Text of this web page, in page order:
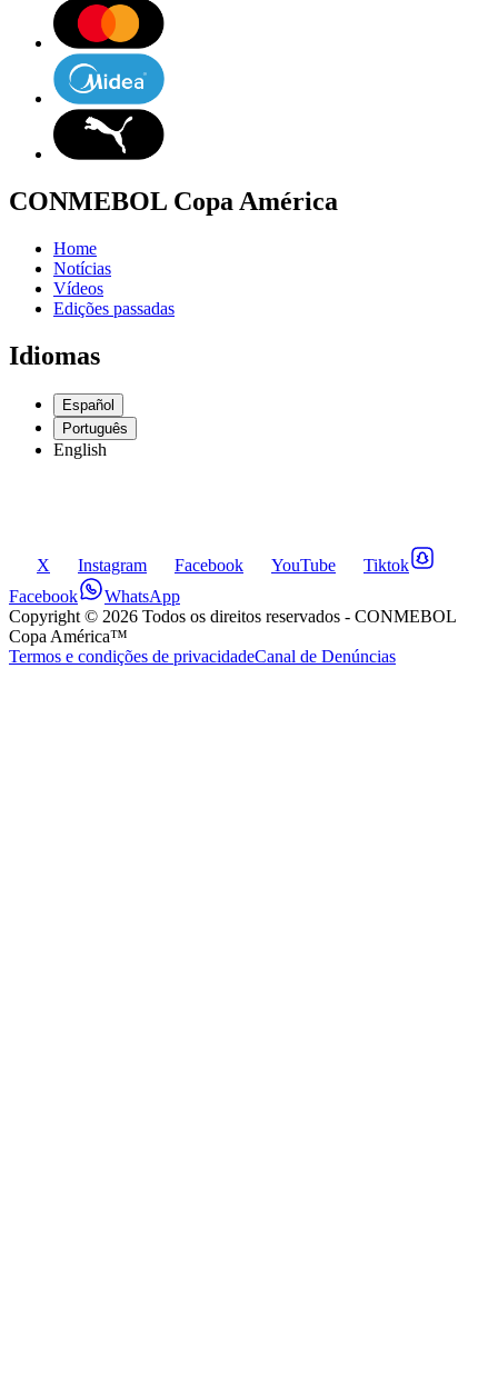
CONMEBOL Copa América
Home
Notícias
Vídeos
Edições passadas
Idiomas
Español
Português
English
X Instagram Facebook YouTube
Tiktok
Facebook
WhatsApp
Copyright © 2026 Todos os direitos reservados - CONMEBOL
Copa América™
Termos e condições de privacidadeCanal de Denúncias